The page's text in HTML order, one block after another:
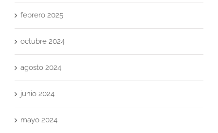
febrero 2025
octubre 2024
agosto 2024
junio 2024
mayo 2024